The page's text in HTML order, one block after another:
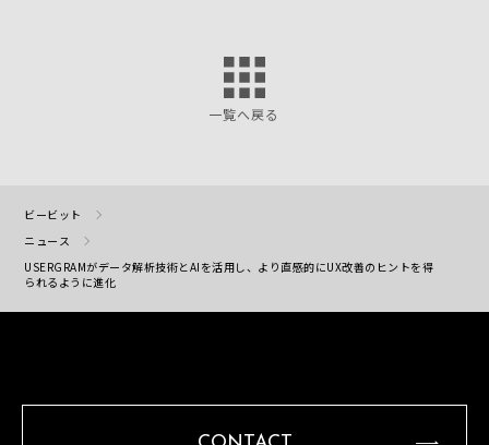
一覧へ戻る
ビービット
ニュース
USERGRAMがデータ解析技術とAIを活用し、より直感的にUX改善のヒントを得
られるように進化